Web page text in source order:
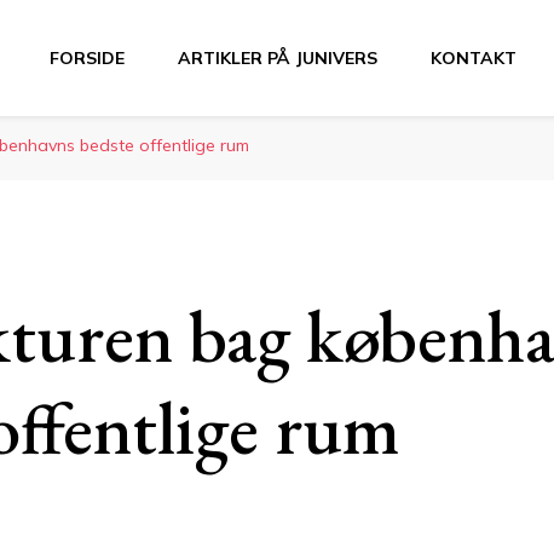
FORSIDE ARTIKLER PÅ JUNIVERS KONTAKT
bedste offentlige rum
bag
rum